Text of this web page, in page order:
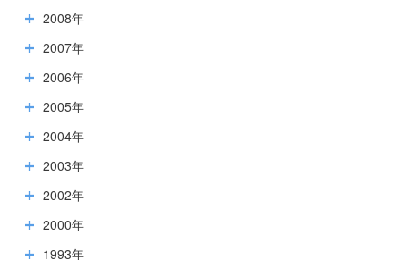
2008年
2007年
2006年
2005年
2004年
2003年
2002年
2000年
1993年